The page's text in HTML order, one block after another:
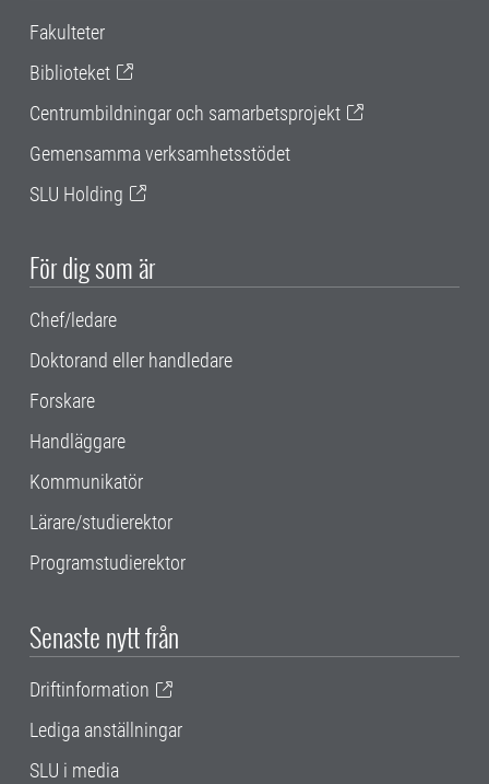
Fakulteter
Biblioteket
Centrumbildningar och samarbetsprojekt
Gemensamma verksamhetsstödet
SLU Holding
För dig som är
Chef/ledare
Doktorand eller handledare
Forskare
Handläggare
Kommunikatör
Lärare/studierektor
Programstudierektor
Senaste nytt från
Driftinformation
Lediga anställningar
SLU i media